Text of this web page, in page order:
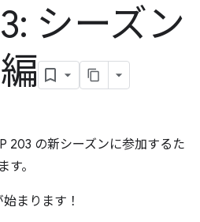
シーズン
203 の新シーズンに参加するた
。
まります！